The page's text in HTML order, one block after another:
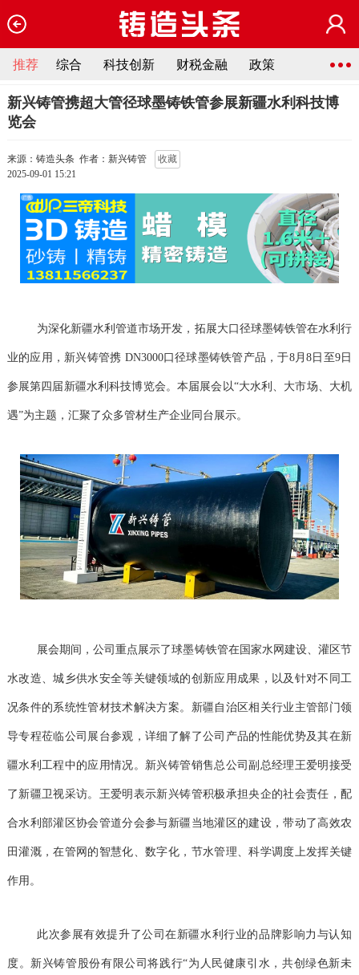
推荐 综合 科技创新 财税金融 政策
新兴铸管携超大管径球墨铸铁管参展新疆水利科技博
览会
来源：铸造头条 作者：新兴铸管
收藏
2025-09-01 15:21
为深化新疆水利管道市场开发，拓展大口径球墨铸铁管在水利行
业的应用，新兴铸管携 DN3000口径球墨铸铁管产品，于8月8日至9日
参展第四届新疆水利科技博览会。本届展会以“大水利、大市场、大机
遇”为主题，汇聚了众多管材生产企业同台展示。
展会期间，公司重点展示了球墨铸铁管在国家水网建设、灌区节
水改造、城乡供水安全等关键领域的创新应用成果，以及针对不同工
况条件的系统性管材技术解决方案。新疆自治区相关行业主管部门领
导专程莅临公司展台参观，详细了解了公司产品的性能优势及其在新
疆水利工程中的应用情况。新兴铸管销售总公司副总经理王爱明接受
了新疆卫视采访。王爱明表示新兴铸管积极承担央企的社会责任，配
合水利部灌区协会管道分会参与新疆当地灌区的建设，带动了高效农
田灌溉，在管网的智慧化、数字化，节水管理、科学调度上发挥关键
作用。
此次参展有效提升了公司在新疆水利行业的品牌影响力与认知
度。新兴铸管股份有限公司将践行“为人民健康引水，共创绿色新未